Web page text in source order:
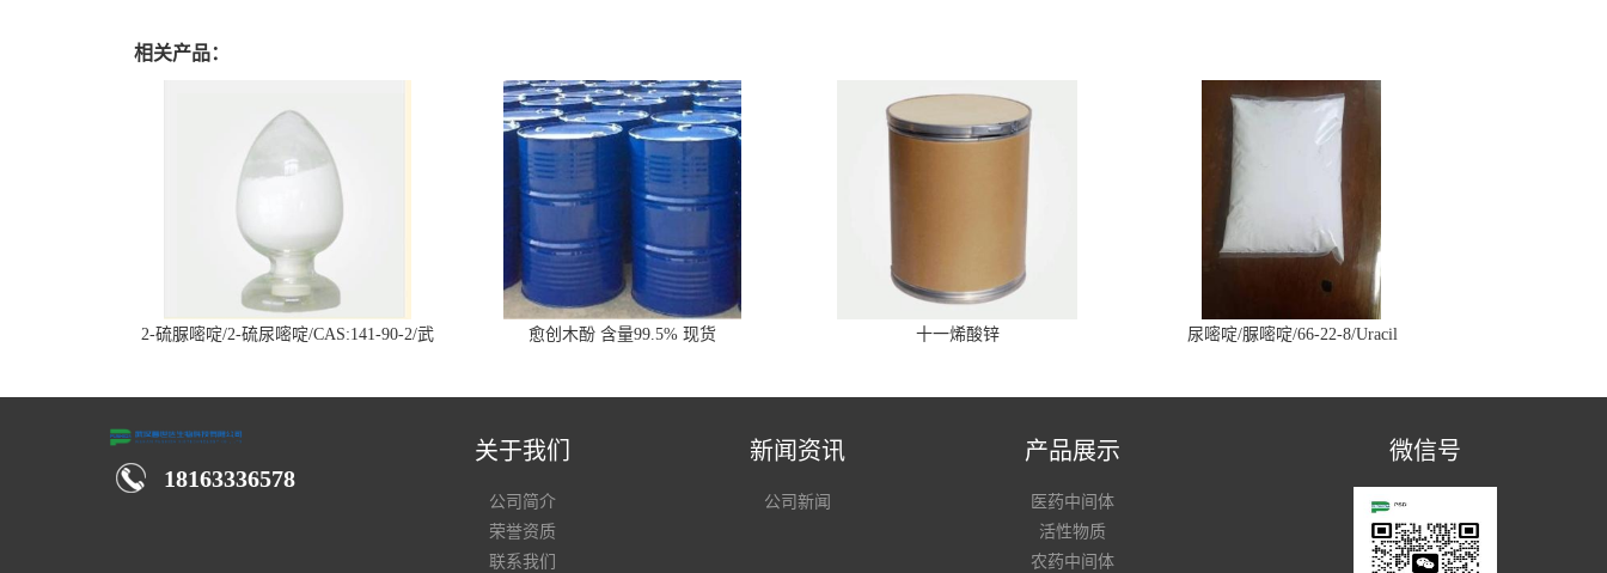
相关产品：
2-硫脲嘧啶/2-硫尿嘧啶/CAS:141-90-2/武
愈创木酚 含量99.5% 现货 十一烯酸锌 尿嘧啶/脲嘧啶/66-22-8/Uracil
18163336578
关于我们
公司简介
荣誉资质
联系我们
新闻资讯
公司新闻
产品展示
医药中间体
活性物质
农药中间体
微信号